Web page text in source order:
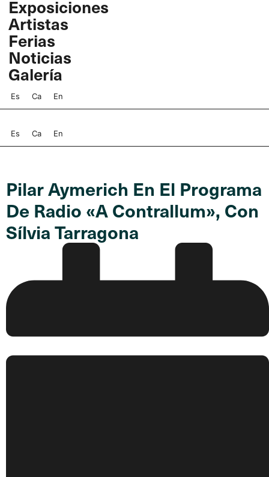
contenido
Exposiciones
Artistas
Ferias
Noticias
Galería
Es Ca En
Es Ca En
Pilar Aymerich En El Programa
De Radio «A Contrallum», Con
Sílvia Tarragona